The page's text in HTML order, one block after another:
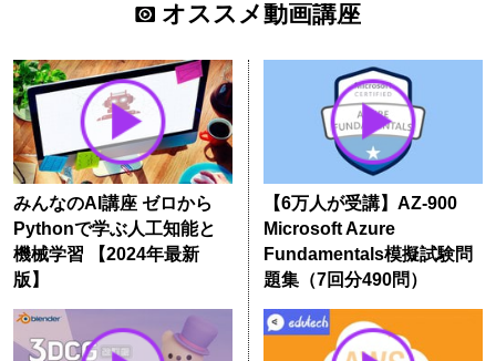
オススメ動画講座
みんなのAI講座 ゼロから
Pythonで学ぶ人工知能と
機械学習 【2024年最新
版】
【6万人が受講】AZ-900
Microsoft Azure
Fundamentals模擬試験問
題集（7回分490問）